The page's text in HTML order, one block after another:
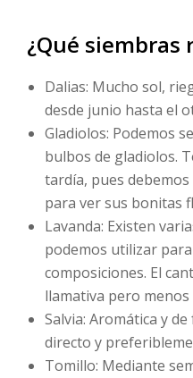
¿Qué siembras
Dalias: Mucho sol,
desde junio hasta el
Gladiolos: Podemos
bulbos de gladiolos.
tardía, pues
para ver sus bonitas
Lavanda: Existen
podemos utilizar
composiciones. El
llamativa pero
Salvia: Aromática y
directo y
Tomillo: Mediante